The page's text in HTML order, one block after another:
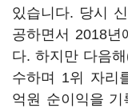
있습니다. 당시
공하면서 2018년
다. 하지만 다음
수하며 1위 자리
억원 순이익을